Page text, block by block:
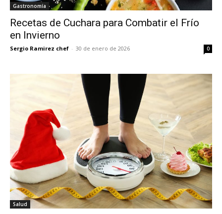
Gastronomía
Recetas de Cuchara para Combatir el Frío
en Invierno
Sergio Ramirez chef - 30 de enero de 2026 0
Salud